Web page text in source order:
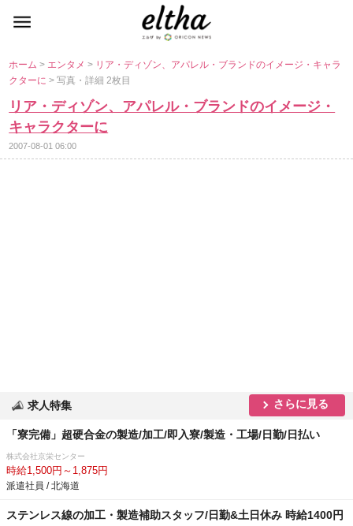
ホーム> エンタメ> リア・ディゾン、アパレル・ブランドのイメージ・キャラ
クターに> 写真・詳細 2枚目
リア・ディゾン、アパレル・ブランドのイメージ・
キャラクターに
2007-08-01 06:00
求人特集 さらに見る
「寮完備」超硬合金の製造/加工/即入寮/製造・工場/日勤/日払い
株式会社京栄センター
時給1,500円～1,875円
派遣社員 / 北海道
ステンレス線の加工・製造補助スタッフ/日勤&土日休み 時給1400円